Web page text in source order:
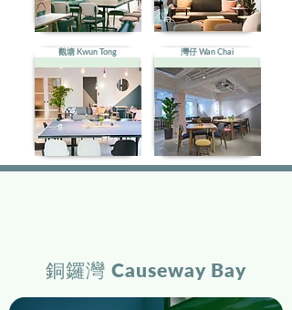
觀塘 Kwun Tong 灣仔 Wan Chai
銅鑼灣 Causeway Bay